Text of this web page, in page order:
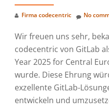
Firma codecentric No
Wir freuen uns sehr,
codecentric von GitLab
Year 2025 for Central
wurde. Diese Ehrung
exzellente
entwickeln und